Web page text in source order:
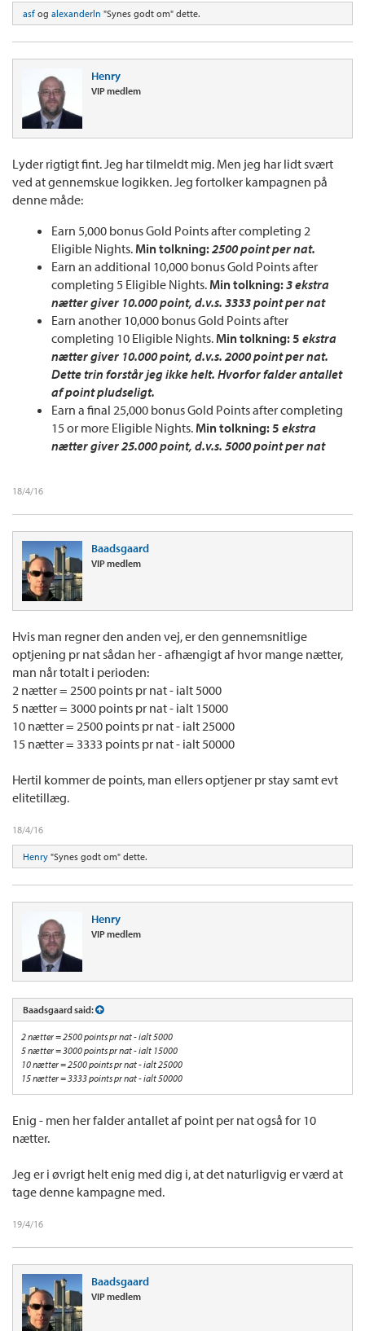
asf og alexanderln "Synes godt om" dette.
Henry
VIP medlem
Lyder rigtigt fint. Jeg har tilmeldt mig. Men jeg har lidt svært
ved at gennemskue logikken. Jeg fortolker kampagnen på
denne måde:
Earn 5,000 bonus Gold Points after completing 2
Eligible Nights. Min tolkning:2500 point per nat.
Earn an additional 10,000 bonus Gold Points after
completing 5 Eligible Nights. Min tolkning:3 ekstra
nætter giver 10.000 point, d.v.s. 3333 point per nat
Earn another 10,000 bonus Gold Points after
completing 10 Eligible Nights. Min tolkning: 5 ekstra
nætter giver 10.000 point, d.v.s. 2000 point per nat.
Dette trin forstår jeg ikke helt. Hvorfor falder antallet
af point pludseligt.
Earn a final 25,000 bonus Gold Points after completing
15 or more Eligible Nights. Min tolkning: 5 ekstra
nætter giver 25.000 point, d.v.s. 5000 point per nat
18/4/16
Baadsgaard
VIP medlem
Hvis man regner den anden vej, er den gennemsnitlige
optjening pr nat sådan her - afhængigt af hvor mange nætter,
man når totalt i perioden:
2 nætter = 2500 points pr nat - ialt 5000
5 nætter = 3000 points pr nat - ialt 15000
10 nætter = 2500 points pr nat - ialt 25000
15 nætter = 3333 points pr nat - ialt 50000
Hertil kommer de points, man ellers optjener pr stay samt evt
elitetillæg.
18/4/16
Henry "Synes godt om" dette.
Henry
VIP medlem
Baadsgaard said:
2 nætter = 2500 points pr nat - ialt 5000
5 nætter = 3000 points pr nat - ialt 15000
10 nætter = 2500 points pr nat - ialt 25000
15 nætter = 3333 points pr nat - ialt 50000
Enig - men her falder antallet af point per nat også for 10
nætter.
Jeg er i øvrigt helt enig med dig i, at det naturligvig er værd at
tage denne kampagne med.
19/4/16
Baadsgaard
VIP medlem